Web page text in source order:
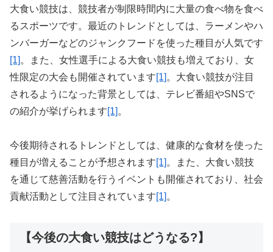
大食い競技は、競技者が制限時間内に大量の食べ物を食べ
るスポーツです。最近のトレンドとしては、ラーメンやハ
ンバーガーなどのジャンクフードを使った種目が人気です
[1] 。また、女性選手による大食い競技も増えており、女
性限定の大会も開催されています[1] 。大食い競技が注目
されるようになった背景としては、テレビ番組やSNSで
の紹介が挙げられます[1] 。
今後期待されるトレンドとしては、健康的な食材を使った
種目が増えることが予想されます [1] 。また、大食い競技
を通じて慈善活動を行うイベントも開催されており、社会
貢献活動として注目されています [1] 。
【今後の大食い競技はどうなる?】